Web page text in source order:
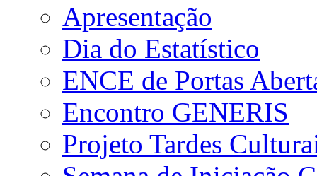
Apresentação
Dia do Estatístico
ENCE de Portas
Encontro GENERIS
Projeto Tardes